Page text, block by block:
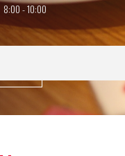
8:00 - 10:00